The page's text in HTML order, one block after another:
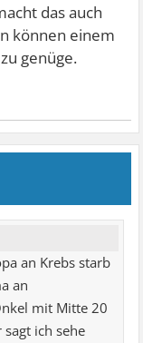
das auch
können einem
genüge.
an Krebs starb
an
mit Mitte 20
ich sehe